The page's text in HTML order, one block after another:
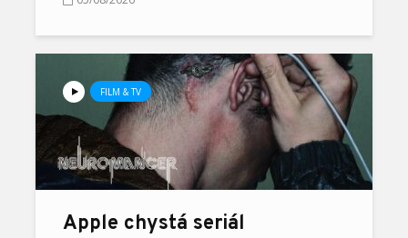
FILM & TV
Apple chystá seriál